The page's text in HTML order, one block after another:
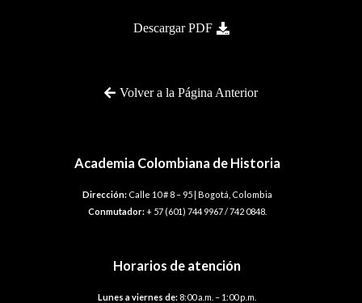
Descargar PDF
Volver a la Página Anterior
Academia Colombiana de Historia
Dirección:Calle 10 # 8 – 95 | Bogotá, Colombia
Conmutador:+ 57 (601) 744 9967 / 742 0848.
Horarios de atención
Lunes a viernes de: 8:00 a.m. – 1:00 p.m.